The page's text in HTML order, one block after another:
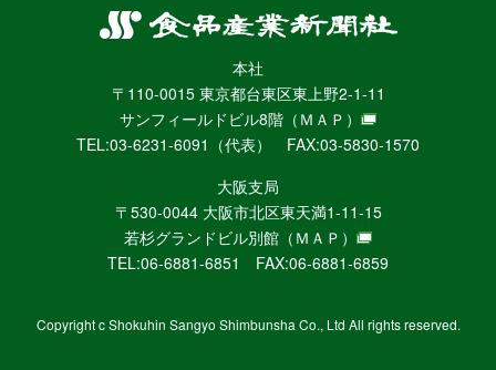
食
産
業
新
聞
社
ニ
ュ
ー
WEB
本社
〒110-0015 東京都台東区東上野2-1-11
サンフィールドビル8階 （ＭＡＰ）
TEL:03-6231-6091（代表） FAX:03-5830-1570
大阪支局
〒530-0044 大阪市北区東天満1-11-15
若杉グランドビル別館 （ＭＡＰ）
TEL:06-6881-6851 FAX:06-6881-6859
Copyright c Shokuhin Sangyo Shimbunsha Co., Ltd All rights reserved.